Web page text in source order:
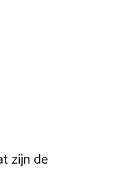
zijn de